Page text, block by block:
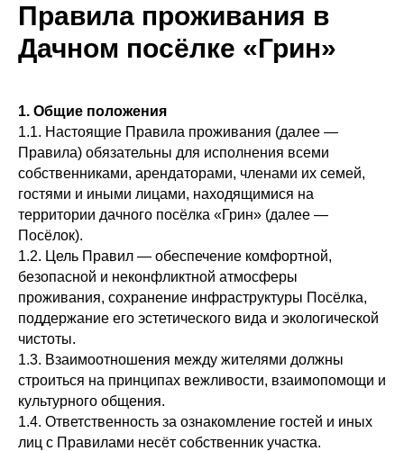
Правила проживания в
Дачном посёлке «Грин»
1. Общие положения
1.1. Настоящие Правила проживания (далее —
Правила) обязательны для исполнения всеми
собственниками, арендаторами, членами их семей,
гостями и иными лицами, находящимися на
территории дачного посёлка «Грин» (далее —
Посёлок).
1.2. Цель Правил — обеспечение комфортной,
безопасной и неконфликтной атмосферы
проживания, сохранение инфраструктуры Посёлка,
поддержание его эстетического вида и экологической
чистоты.
1.3. Взаимоотношения между жителями должны
строиться на принципах вежливости, взаимопомощи и
культурного общения.
1.4. Ответственность за ознакомление гостей и иных
лиц с Правилами несёт собственник участка.